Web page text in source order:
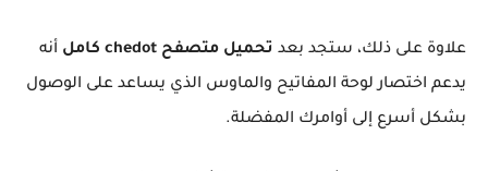
علاوة على ذلك، ستجد بعد تحميل متصفح chedot كامل
أنه
يدعم اختصار لوحة المفاتيح والماوس الذي يساعد على الوصول
بشكل أسرع إلى أوامرك المفضلة.